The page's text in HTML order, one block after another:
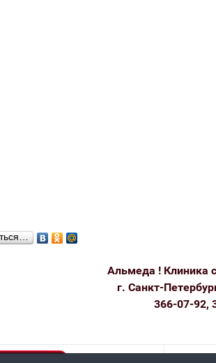
Альмеда ! Клиника
г. Санкт-
366-07-92,